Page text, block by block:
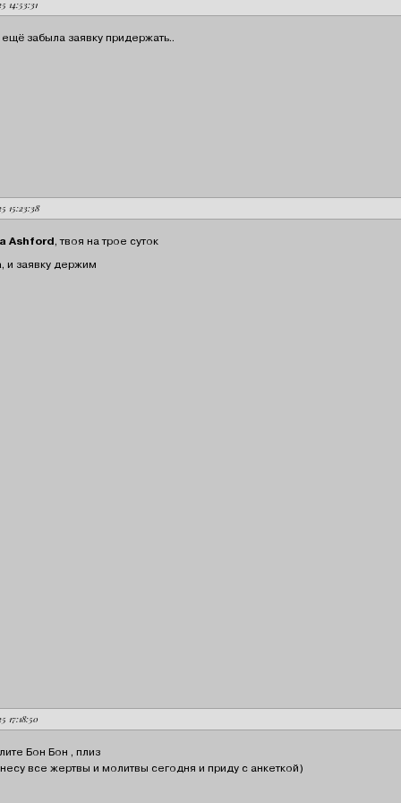
14:53:31
забыла заявку придержать..
15:23:38
Ashford, твоя на трое суток
, и заявку держим
17:18:50
Бон Бон , плиз
все жертвы и молитвы сегодня и приду с анкеткой)